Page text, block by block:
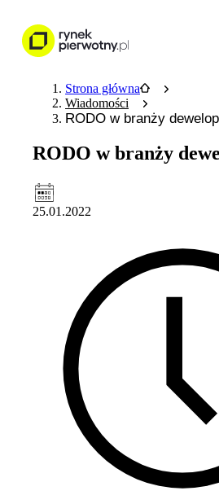
Strona główna
Wiadomości
RODO w branży
RODO w branży
25.01.2022